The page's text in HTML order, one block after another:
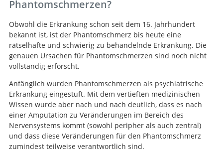
Phantomschmerzen?
Obwohl die Erkrankung schon seit dem 16. Jahrhundert
bekannt ist, ist der Phantomschmerz bis heute eine
rätselhafte und schwierig zu behandelnde Erkrankung. Die
genauen Ursachen für Phantomschmerzen sind noch nicht
vollständig erforscht.
Anfänglich wurden Phantomschmerzen als psychiatrische
Erkrankung eingestuft. Mit dem vertieften medizinischen
Wissen wurde aber nach und nach deutlich, dass es nach
einer Amputation zu Veränderungen im Bereich des
Nervensystems kommt (sowohl peripher als auch zentral)
und dass diese Veränderungen für den Phantomschmerz
zumindest teilweise verantwortlich sind.